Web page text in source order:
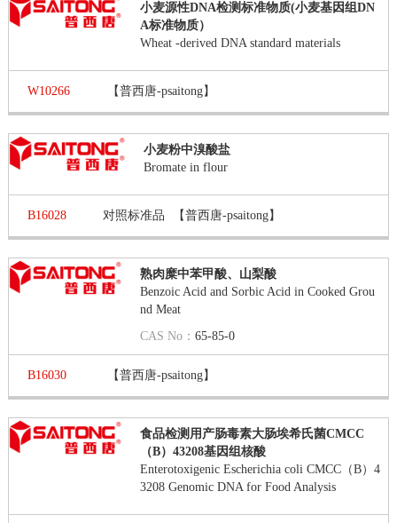
小麦源性DNA检测标准物质(小麦基因组DN
A标准物质）
Wheat -derived DNA standard materials
W10266 【普西唐-psaitong】
小麦粉中溴酸盐
Bromate in flour
B16028 对照标准品 【普西唐-psaitong】
熟肉糜中苯甲酸、山梨酸
Benzoic Acid and Sorbic Acid in Cooked Grou
nd Meat
CAS No：65-85-0
B16030 【普西唐-psaitong】
食品检测用产肠毒素大肠埃希氏菌CMCC
（B）43208基因组核酸
Enterotoxigenic Escherichia coli CMCC（B）4
3208 Genomic DNA for Food Analysis